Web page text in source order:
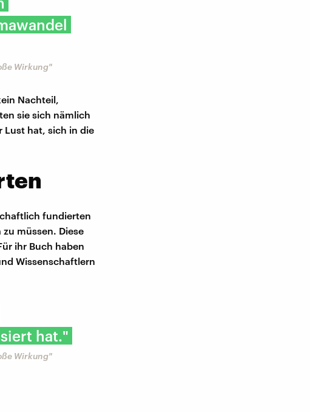
Wirkung"
Nachteil,
sie sich nämlich
Lust hat, sich in die
fundierten
müssen. Diese
ihr Buch haben
Wissenschaftlern
hat."
Wirkung"